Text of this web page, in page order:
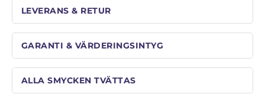
LEVERANS & RETUR
GARANTI & VÄRDERINGSINTYG
ALLA SMYCKEN TVÄTTAS